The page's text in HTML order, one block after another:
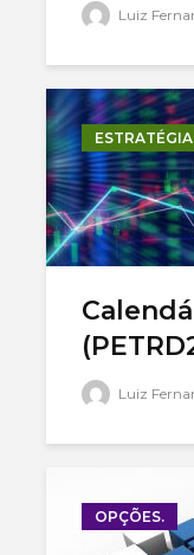
Luiz
Luiz
OPÇÕES.